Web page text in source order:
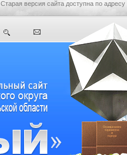
Старая версия сайта доступна по адресу